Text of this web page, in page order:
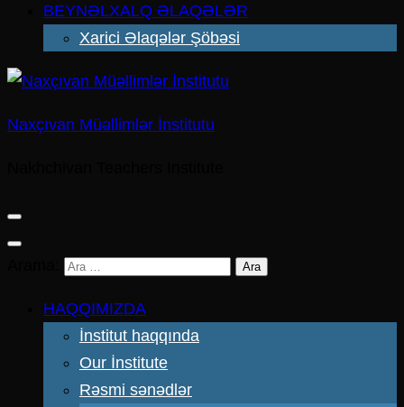
BEYNƏLXALQ ƏLAQƏLƏR
Xarici Əlaqələr Şöbəsi
Naxçıvan Müəllimlər İnstitutu
HAQQIMIZDA
İnstitut haqqında
Our İnstitute
Rəsmi sənədlər